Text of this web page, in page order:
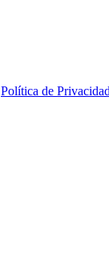
Política de